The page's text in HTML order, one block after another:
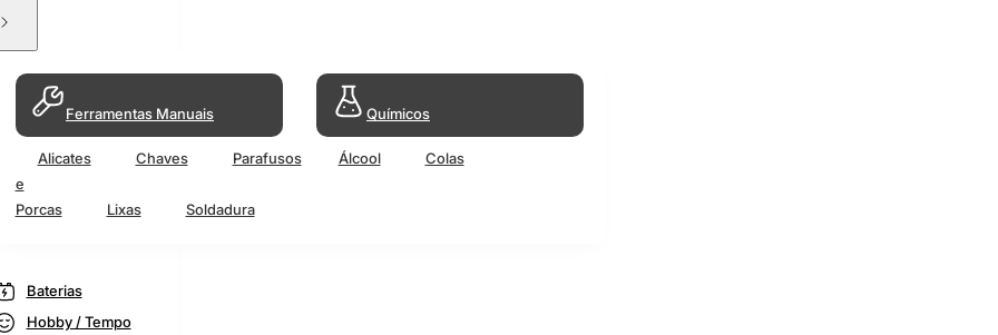
Ferramentas Manuais
Alicates Chaves
Parafusos
e
Porcas
Lixas Soldadura
Químicos
Álcool Colas
Baterias
Hobby / Tempo